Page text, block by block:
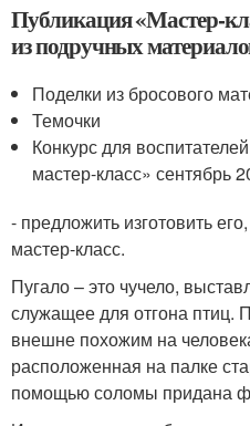
Публикация «Мастер-
из подручных
Поделки из бросового
Темочки
Конкурс для
мастер-класс» сентябрь
- предложить изготовить
мастер-класс.
Пугало – это чучело,
служащее для отгона птиц.
внешне похожим на
расположенная на палке
помощью соломы придана